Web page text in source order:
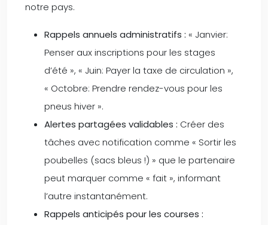
notre pays.
Rappels annuels administratifs : « Janvier:
Penser aux inscriptions pour les stages
d’été », « Juin: Payer la taxe de circulation »,
« Octobre: Prendre rendez-vous pour les
pneus hiver ».
Alertes partagées validables : Créer des
tâches avec notification comme « Sortir les
poubelles (sacs bleus !) » que le partenaire
peut marquer comme « fait », informant
l’autre instantanément.
Rappels anticipés pour les courses :